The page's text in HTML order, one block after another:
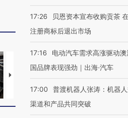
视线｜HYROX的吸金
术：是什么让中产们甘
心“花钱找虐”？
粒摇头丸 尿检
毒品
17:26
贝恩资本宣布收购贡茶
注册商标后退出市场
17:16
电动汽车需求高涨驱动
国品牌表现强劲｜出海·汽车
17:00
普渡机器人张涛：机器人
渠道和产品共同突破